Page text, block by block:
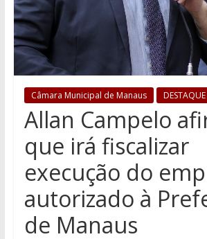
Câmara Municipal de Manaus DESTAQUE
Allan Campelo
que irá fiscalizar
execução do
autorizado à
de Manaus